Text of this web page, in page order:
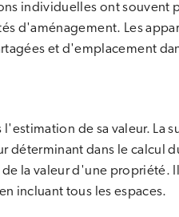
individuelles ont souvent
d'aménagement. Les
et d'emplacement
de sa valeur. La
déterminant dans le calcul
la valeur d'une propriété.
incluant tous les espaces.